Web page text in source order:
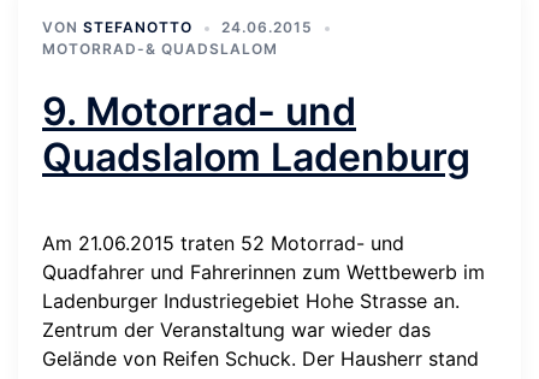
VON STEFANOTTO
24.06.2015
MOTORRAD-& QUADSLALOM
9. Motorrad- und
Quadslalom Ladenburg
Am 21.06.2015 traten 52 Motorrad- und
Quadfahrer und Fahrerinnen zum Wettbewerb im
Ladenburger Industriegebiet Hohe Strasse an.
Zentrum der Veranstaltung war wieder das
Gelände von Reifen Schuck. Der Hausherr stand